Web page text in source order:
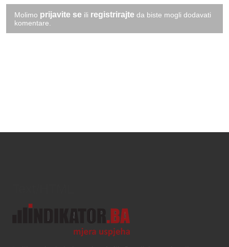
Molimo prijavite se ili registrirajte da biste mogli dodavati
komentare.